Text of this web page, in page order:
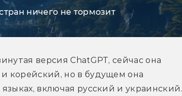
ничего не тормозит
версия ChatGPT, сейчас она
корейский, но в будущем она
включая русский и украинский.